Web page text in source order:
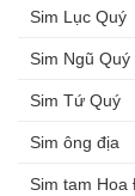
Sim Lục Quý
Sim Ngũ Quý
Sim Tứ Quý
Sim ông địa
Sim tam Hoa